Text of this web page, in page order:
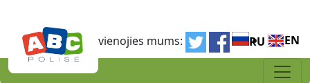
EN
RU
Pievienojies mums: